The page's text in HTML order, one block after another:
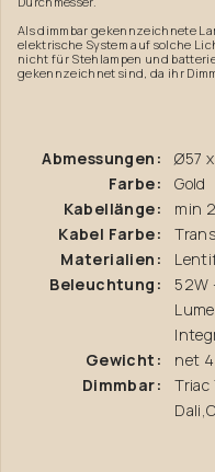
Als dimmbar gekennzeichnete
elektrische System auf solche
nicht für Stehlampen und
gekennzeichnet sind, da ihr
Abmessungen:
Ø57
Farbe:
Gold
Kabellänge:
min
Kabel Farbe:
Materialien:
Beleuchtung:
52W
Gewicht:
net
Dimmbar:
Triac